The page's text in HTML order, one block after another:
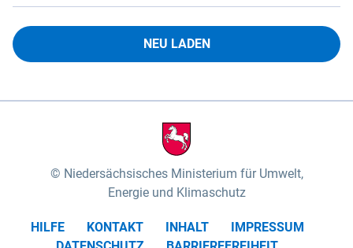
NEU LADEN
Niedersächsisches Ministerium für Umwelt,
Energie und Klimaschutz
HILFE KONTAKT INHALT
IMPRESSUM